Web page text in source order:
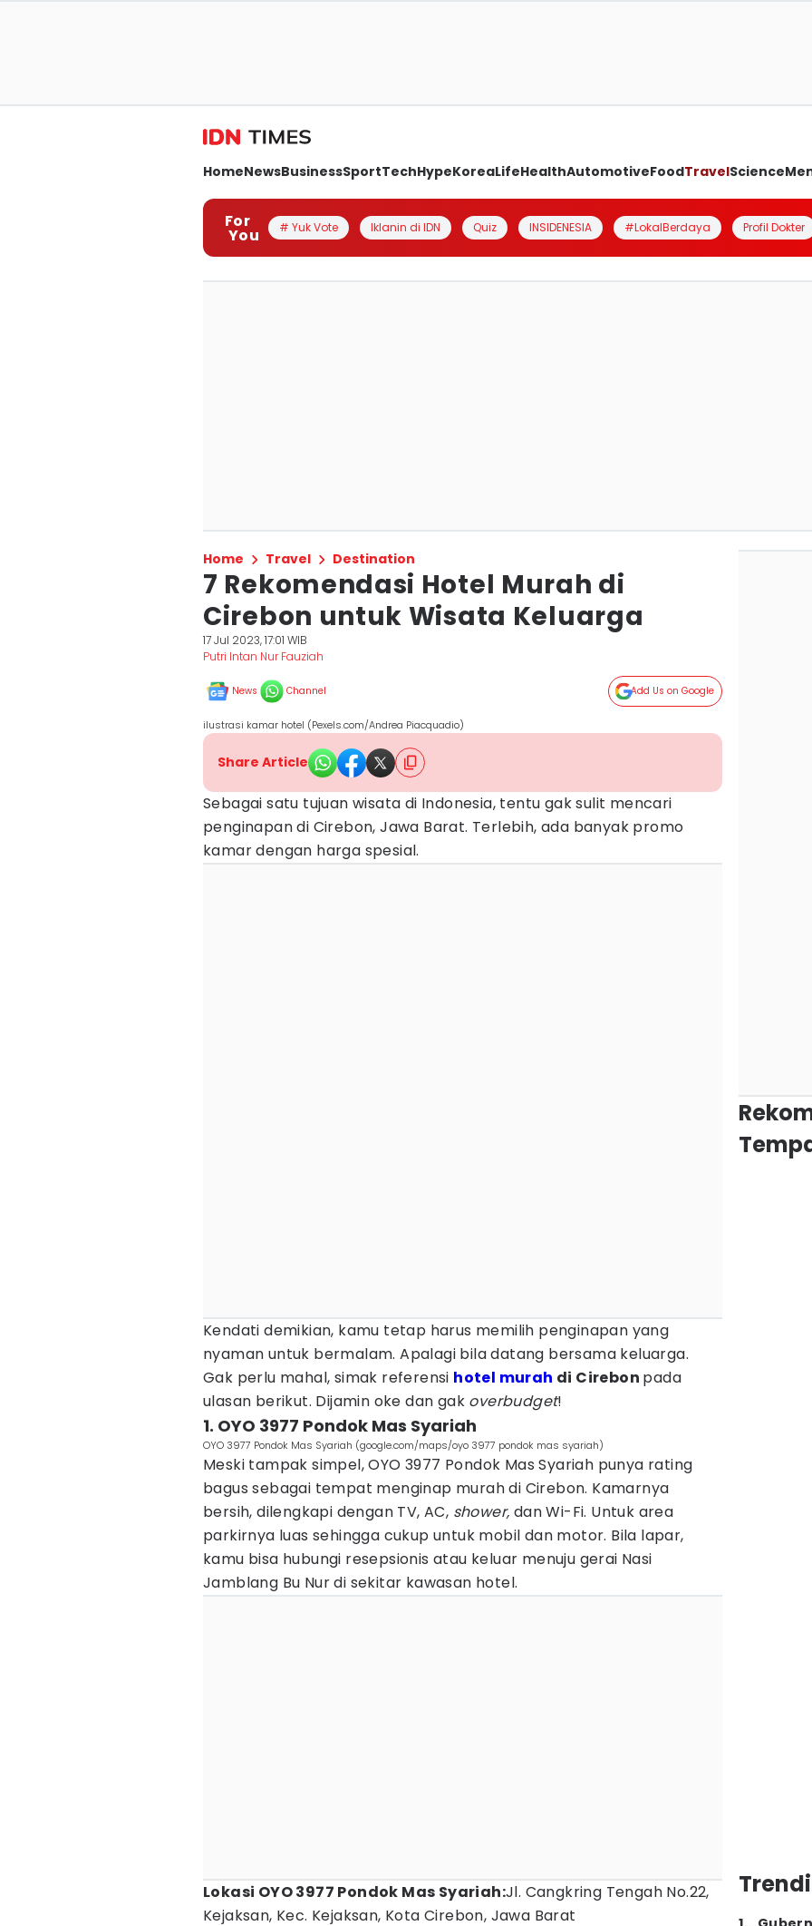
HomeNewsBusinessSportTechHypeKoreaLifeHealthAutomotiveFoodTravelScience
For
You # Yuk Vote Iklanin di IDN Quiz INSIDENESIA #LokalBerdaya Profil Dokter
Home Travel Destination
7 Rekomendasi Hotel Murah di
Cirebon untuk Wisata Keluarga
17 Jul 2023, 17:01 WIB
Putri Intan Nur Fauziah
News Channel Add Us on Google
ilustrasi kamar hotel (Pexels.com/Andrea Piacquadio)
Share Article
Sebagai satu tujuan wisata di Indonesia, tentu gak sulit mencari
penginapan di Cirebon, Jawa Barat. Terlebih, ada banyak promo
kamar dengan harga spesial.
Kendati demikian, kamu tetap harus memilih penginapan yang
nyaman untuk bermalam. Apalagi bila datang bersama keluarga.
Gak perlu mahal, simak referensi hotel murah di Cirebon pada
ulasan berikut. Dijamin oke dan gak overbudget!
1. OYO 3977 Pondok Mas Syariah
OYO 3977 Pondok Mas Syariah (google.com/maps/oyo 3977 pondok mas syariah)
Meski tampak simpel, OYO 3977 Pondok Mas Syariah punya rating
bagus sebagai tempat menginap murah di Cirebon. Kamarnya
bersih, dilengkapi dengan TV, AC, shower, dan Wi-Fi. Untuk area
parkirnya luas sehingga cukup untuk mobil dan motor. Bila lapar,
kamu bisa hubungi resepsionis atau keluar menuju gerai Nasi
Jamblang Bu Nur di sekitar kawasan hotel.
Lokasi OYO 3977 Pondok Mas Syariah:Jl. Cangkring Tengah No.22,
Kejaksan, Kec. Kejaksan, Kota Cirebon, Jawa Barat